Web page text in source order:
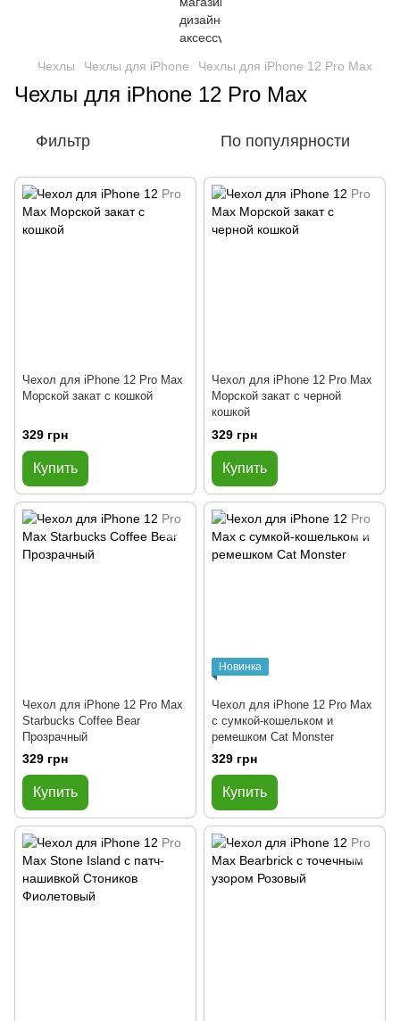
Чехлы Чехлы для iPhone Чехлы для iPhone 12 Pro Max
Чехлы для iPhone 12 Pro Max
Фильтр По популярности
Чехол для iPhone 12 Pro Max
Морской закат с кошкой
329 грн
Купить
Чехол для iPhone 12 Pro Max
Морской закат с черной
кошкой
329 грн
Купить
Чехол для iPhone 12 Pro Max
Starbucks Coffee Bear
Прозрачный
329 грн
Купить
Новинка
Чехол для iPhone 12 Pro Max
с сумкой-кошельком и
ремешком Cat Monster
329 грн
Купить